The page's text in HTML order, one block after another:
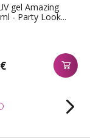
gel Amazing
- Party Look...